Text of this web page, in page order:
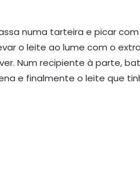
numa tarteira e picar
o leite ao lume com o
Num recipiente à parte,
e finalmente o leite que